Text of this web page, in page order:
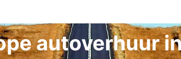
autoverhuur